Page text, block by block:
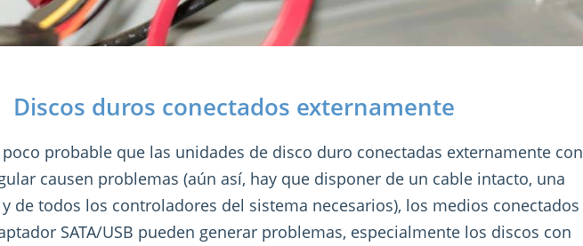
Discos duros conectados externamente
probable que las unidades de disco duro conectadas externamente con
causen problemas (aún así, hay que disponer de un cable intacto, una
de todos los controladores del sistema necesarios), los medios conectados
SATA/USB pueden generar problemas, especialmente los discos con